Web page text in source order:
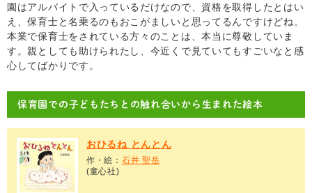
園はアルバイトで入っているだけなので、資格を取得したとはい
え、保育士と名乗るのもおこがましいと思ってるんですけどね。
本業で保育士をされている方々のことは、本当に尊敬していま
す。親としても助けられたし、今近くで見ていてもすごいなと感
心してばかりです。
保育園での子どもたちとの触れ合いから生まれた絵本
おひるね とんとん
作・絵： 石井 聖岳
(童心社)